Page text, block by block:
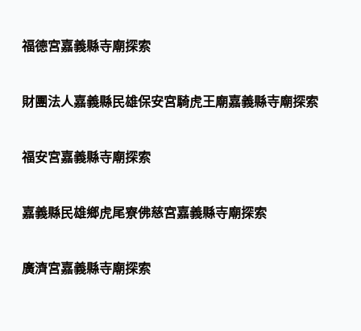
福德宮嘉義縣寺廟探索
財團法人嘉義縣民雄保安宮騎虎王廟嘉義縣寺廟探索
福安宮嘉義縣寺廟探索
嘉義縣民雄鄉虎尾寮佛慈宮嘉義縣寺廟探索
廣濟宮嘉義縣寺廟探索